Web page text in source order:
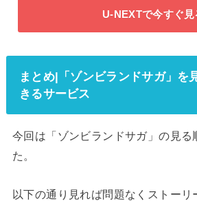
U-NEXTで今すぐ見
まとめ|「ゾンビランドサガ」を
きるサービス
今回は「ゾンビランドサガ」の見る
た。
以下の通り見れば問題なくストーリ